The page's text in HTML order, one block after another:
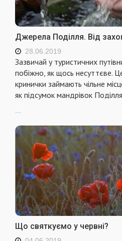
Джерела Поділля. Від
28.06.2019
Зазвичай у туристичних
побіжно, як щось несуттєве.
кринички займають чільне
як підсумок мандрівок
Що святкуємо у червні?